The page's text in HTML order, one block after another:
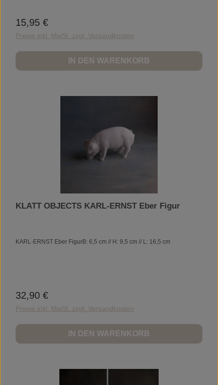
Regulärer Preis:
15,95 €
Preise inkl. MwSt. zzgl. Versandkosten
IN DEN WARENKORB
KLATT OBJECTS KARL-ERNST Eber Figur
KARL-ERNST Eber FigurB: 6,5 cm // H: 9,5 cm // L: 16,5 cm
Regulärer Preis:
32,90 €
Preise inkl. MwSt. zzgl. Versandkosten
IN DEN WARENKORB